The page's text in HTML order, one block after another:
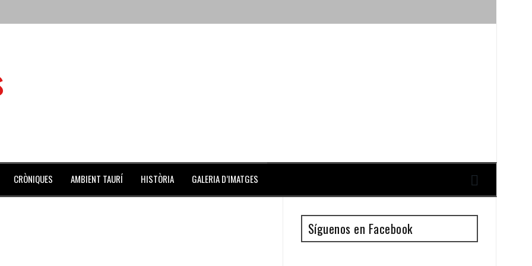
de julio repleto de actividades
Coliseo Balear
CRÒNIQUES AMBIENT TAURÍ HISTÒRIA GALERIA D’IMATGES
Síguenos en Facebook